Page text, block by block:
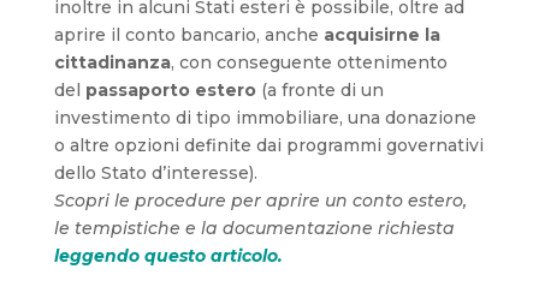
inoltre in alcuni Stati esteri è possibile, oltre ad
aprire il conto bancario, anche acquisirne la
cittadinanza, con conseguente ottenimento
del passaporto estero(a fronte di un
investimento di tipo immobiliare, una donazione
o altre opzioni definite dai programmi governativi
dello Stato d’interesse).
Scopri le procedure per aprire un conto estero,
le tempistiche e la documentazione richiesta
leggendo questo articolo.